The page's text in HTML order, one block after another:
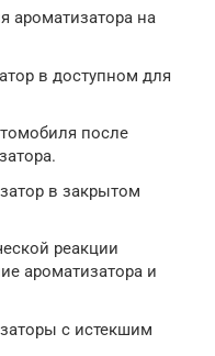
ароматизатора на
в доступном для
после
в закрытом
реакции
ароматизатора и
с истекшим